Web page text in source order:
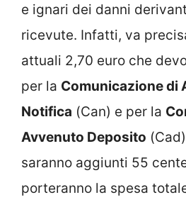
e ignari dei danni
ricevute. Infatti, va
attuali 2,70 euro che
per la Comunicazione di
Notifica (Can) e per la
Avvenuto Deposito
saranno aggiunti 55
porteranno la spesa